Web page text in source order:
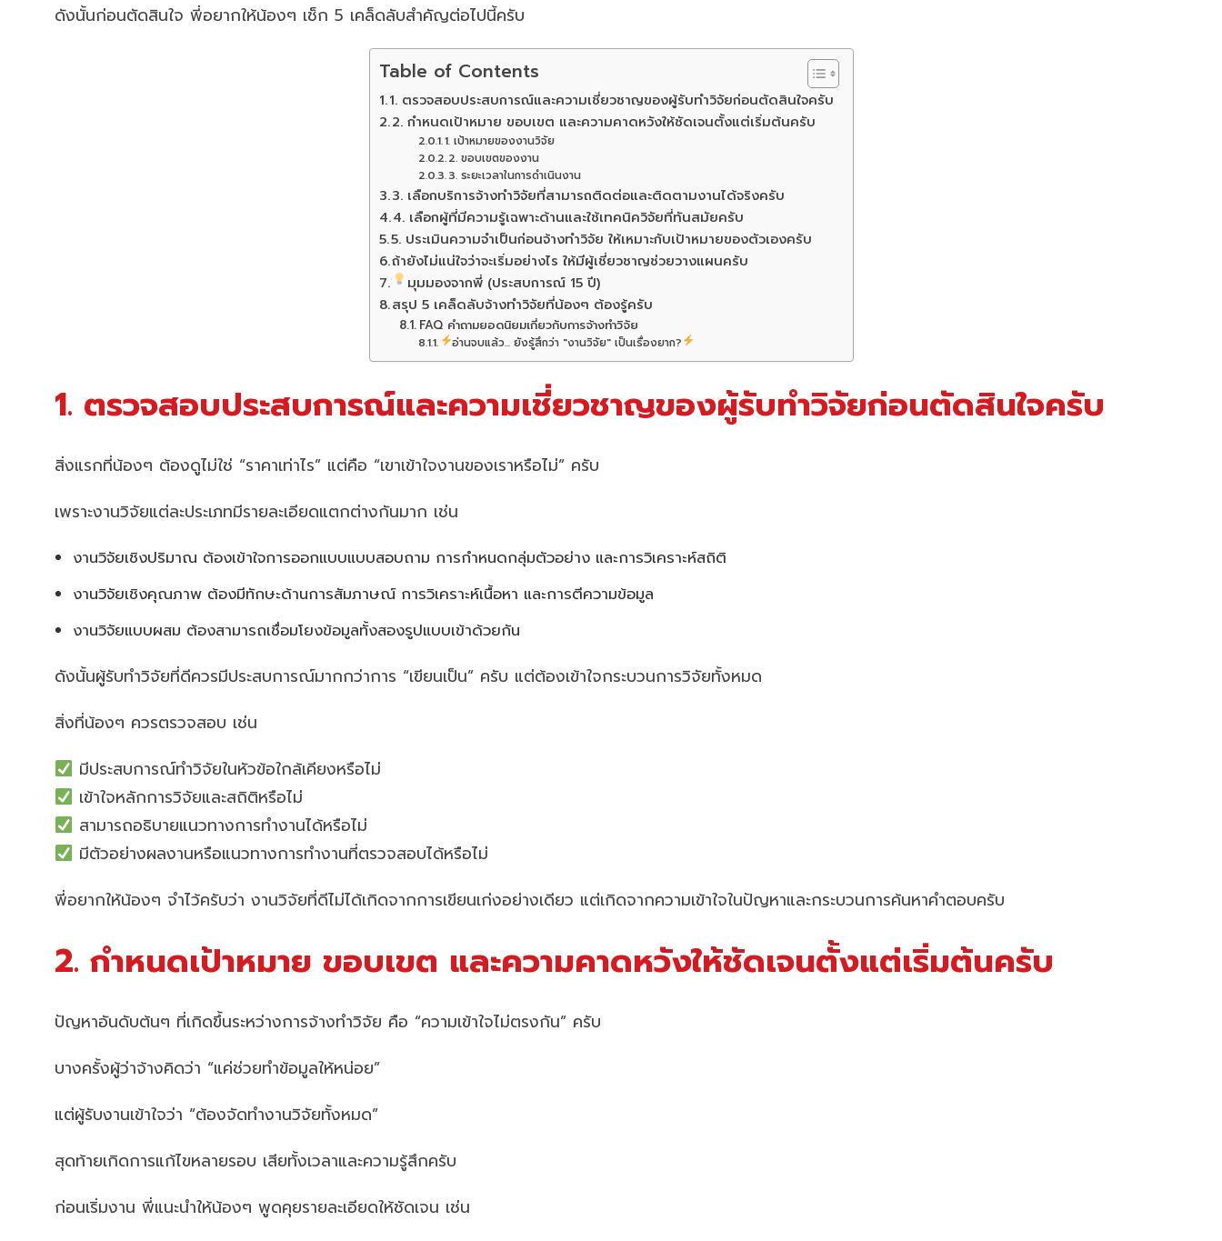
ดังนั้นก่อนตัดสินใจ พี่อยากให้น้องๆ เช็ก 5 เคล็ดลับสำคัญต่อไปนี้ครับ
Table of Contents
1. ตรวจสอบประสบการณ์และความเชี่ยวชาญของผู้รับทำวิจัยก่อนตัดสินใจครับ
2. กำหนดเป้าหมาย ขอบเขต และความคาดหวังให้ชัดเจนตั้งแต่เริ่มต้นครับ
1. เป้าหมายของงานวิจัย
2. ขอบเขตของงาน
3. ระยะเวลาในการดำเนินงาน
3. เลือกบริการจ้างทำวิจัยที่สามารถติดต่อและติดตามงานได้จริงครับ
4. เลือกผู้ที่มีความรู้เฉพาะด้านและใช้เทคนิควิจัยที่ทันสมัยครับ
5. ประเมินความจำเป็นก่อนจ้างทำวิจัย ให้เหมาะกับเป้าหมายของตัวเองครับ
ถ้ายังไม่แน่ใจว่าจะเริ่มอย่างไร ให้มีผู้เชี่ยวชาญช่วยวางแผนครับ
มุมมองจากพี่ (ประสบการณ์ 15 ปี)
สรุป 5 เคล็ดลับจ้างทำวิจัยที่น้องๆ ต้องรู้ครับ
FAQ คำถามยอดนิยมเกี่ยวกับการจ้างทำวิจัย
อ่านจบแล้ว... ยังรู้สึกว่า "งานวิจัย" เป็นเรื่องยาก?
1. ตรวจสอบประสบการณ์และความเชี่ยวชาญของผู้รับทำวิจัยก่อนตัดสินใจครับ
สิ่งแรกที่น้องๆ ต้องดูไม่ใช่ “ราคาเท่าไร” แต่คือ “เขาเข้าใจงานของเราหรือไม่” ครับ
เพราะงานวิจัยแต่ละประเภทมีรายละเอียดแตกต่างกันมาก เช่น
งานวิจัยเชิงปริมาณ ต้องเข้าใจการออกแบบแบบสอบถาม การกำหนดกลุ่มตัวอย่าง และการวิเคราะห์สถิติ
งานวิจัยเชิงคุณภาพ ต้องมีทักษะด้านการสัมภาษณ์ การวิเคราะห์เนื้อหา และการตีความข้อมูล
งานวิจัยแบบผสม ต้องสามารถเชื่อมโยงข้อมูลทั้งสองรูปแบบเข้าด้วยกัน
ดังนั้นผู้รับทำวิจัยที่ดีควรมีประสบการณ์มากกว่าการ “เขียนเป็น” ครับ แต่ต้องเข้าใจกระบวนการวิจัยทั้งหมด
สิ่งที่น้องๆ ควรตรวจสอบ เช่น
มีประสบการณ์ทำวิจัยในหัวข้อใกล้เคียงหรือไม่
เข้าใจหลักการวิจัยและสถิติหรือไม่
สามารถอธิบายแนวทางการทำงานได้หรือไม่
มีตัวอย่างผลงานหรือแนวทางการทำงานที่ตรวจสอบได้หรือไม่
พี่อยากให้น้องๆ จำไว้ครับว่า งานวิจัยที่ดีไม่ได้เกิดจากการเขียนเก่งอย่างเดียว แต่เกิดจากความเข้าใจในปัญหาและกระบวนการค้นหาคำตอบครับ
2. กำหนดเป้าหมาย ขอบเขต และความคาดหวังให้ชัดเจนตั้งแต่เริ่มต้นครับ
ปัญหาอันดับต้นๆ ที่เกิดขึ้นระหว่างการจ้างทำวิจัย คือ “ความเข้าใจไม่ตรงกัน” ครับ
บางครั้งผู้ว่าจ้างคิดว่า “แค่ช่วยทำข้อมูลให้หน่อย”
แต่ผู้รับงานเข้าใจว่า “ต้องจัดทำงานวิจัยทั้งหมด”
สุดท้ายเกิดการแก้ไขหลายรอบ เสียทั้งเวลาและความรู้สึกครับ
ก่อนเริ่มงาน พี่แนะนำให้น้องๆ พูดคุยรายละเอียดให้ชัดเจน เช่น